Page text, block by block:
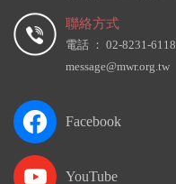
聯絡方式
電話 ： 02-8231-6118
message@mwr.org.tw
Facebook
YouTube